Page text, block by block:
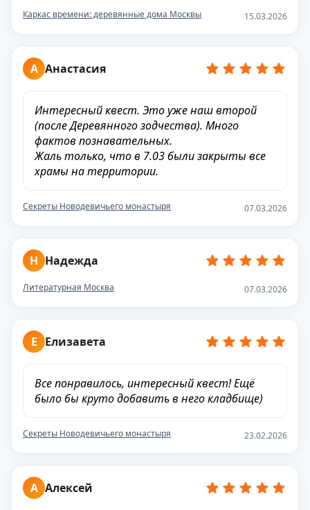
Каркас времени: деревянные дома Москвы 15.03.2026
А Анастасия
Интересный квест. Это уже наш второй
(после Деревянного зодчества). Много
фактов познавательных.
Жаль только, что в 7.03 были закрыты все
храмы на территории.
Секреты Новодевичьего монастыря 07.03.2026
Н Надежда
Литературная Москва 07.03.2026
Е Елизавета
Все понравилось, интересный квест! Ещё
было бы круто добавить в него кладбище)
Секреты Новодевичьего монастыря 23.02.2026
А Алексей